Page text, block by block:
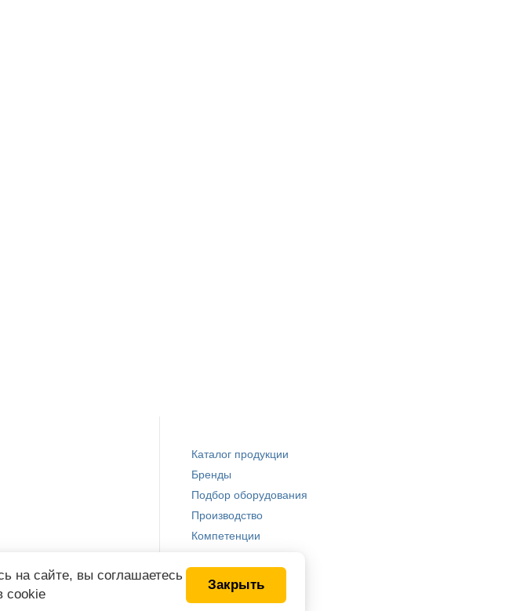
Каталог продукции
Бренды
Подбор оборудования
Производство
Компетенции
на сайте, вы соглашаетесь
cookie
Закрыть